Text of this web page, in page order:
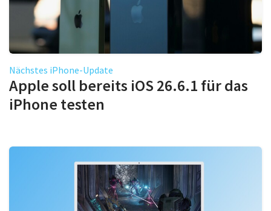
Nächstes iPhone-Update
Apple soll bereits iOS 26.6.1 für das
iPhone testen